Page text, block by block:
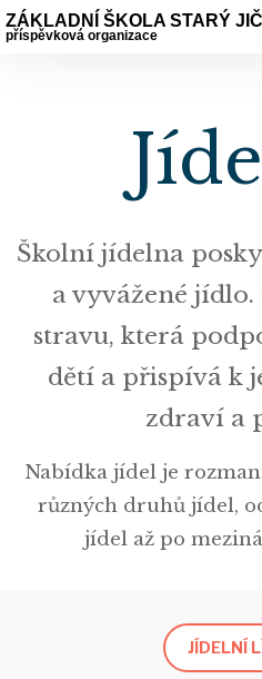
ZÁKLADNÍ ŠKOLA STARÝ
příspěvková organizace
Školní jídelna
a vyvážené
stravu, která
dětí a přispívá k
zdraví a
Nabídka jídel je
různých druhů jídel,
jídel až po
JÍDELNÍ